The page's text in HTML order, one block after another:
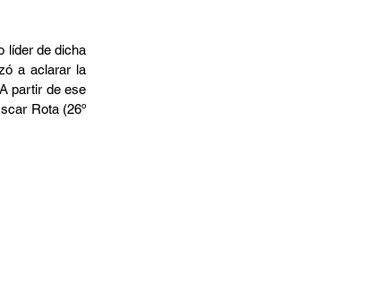
líder de dicha
a aclarar la
partir de ese
Rota (26º